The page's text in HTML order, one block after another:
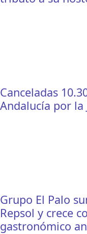
Canceladas
Andalucía por la
Grupo El Palo
Repsol y crece
gastronómico